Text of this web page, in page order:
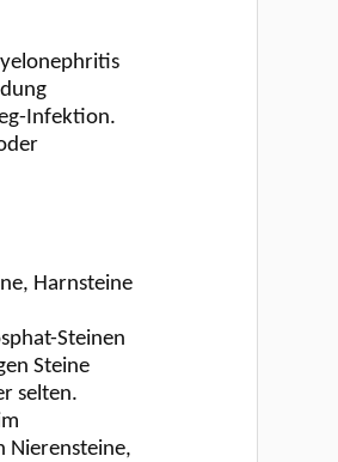
Infektion.
Harnsteine
Steinen
Steine
selten.
Nierensteine,